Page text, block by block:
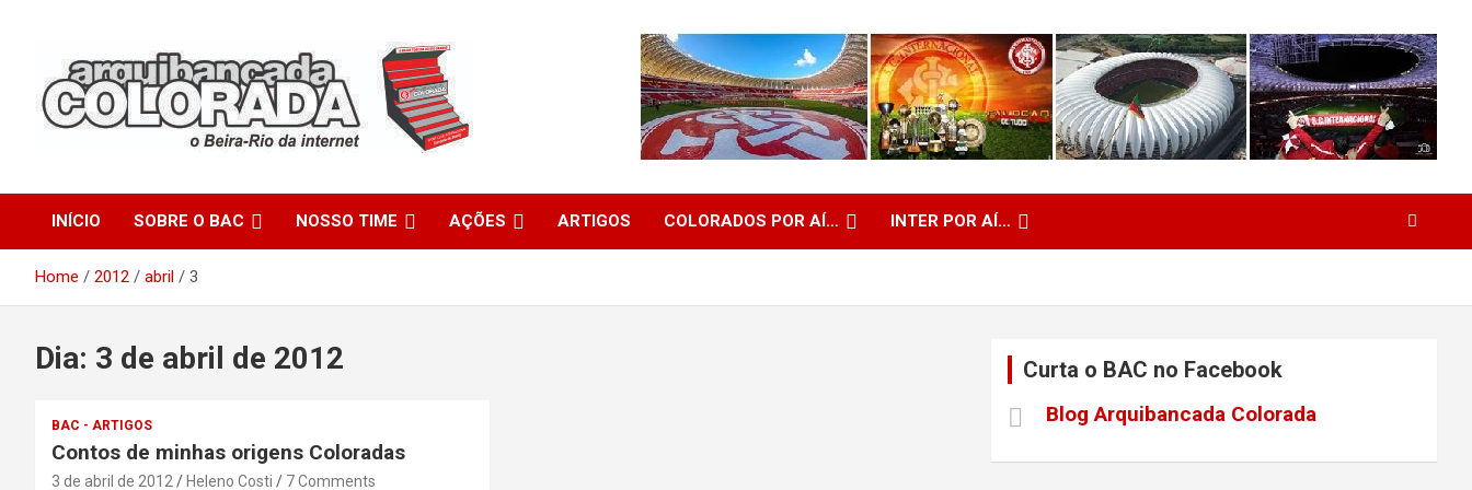
Arquibancada Colorada
INÍCIO SOBRE O BAC NOSSO TIME AÇÕES ARTIGOS COLORADOS POR AÍ… INTER POR AÍ…
Home 2012 abril 3
Dia: 3 de abril de 2012
BAC - ARTIGOS
Contos de minhas origens Coloradas
3 de abril de 2012 Heleno Costi 7 Comments
Curta o BAC no Facebook
Blog Arquibancada Colorada